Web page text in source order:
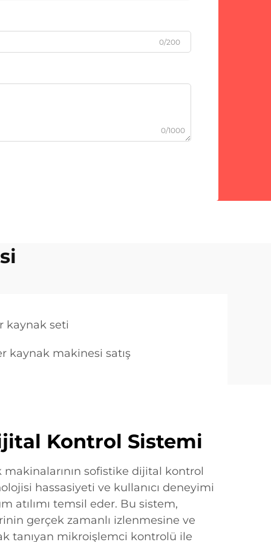
0/200
0/1000
kaynak seti
kaynak makinesi satış
Kontrol Sistemi
makinalarının sofistike dijital kontrol
hassasiyeti ve kullanıcı deneyimi
atılımı temsil eder. Bu sistem,
gerçek zamanlı izlenmesine ve
tanıyan mikroişlemci kontrolü ile